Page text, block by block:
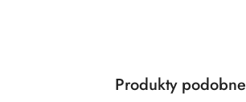
Pomiń karuzelę produktów
Produkty
Produkty podobne